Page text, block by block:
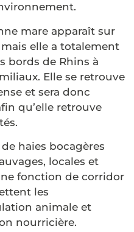
mare apparaît sur
elle a totalement
bords de Rhins à
Elle se retrouve
et sera donc
qu’elle retrouve
haies bocagères
locales et
fonction de corridor
les
animale et
nourricière.